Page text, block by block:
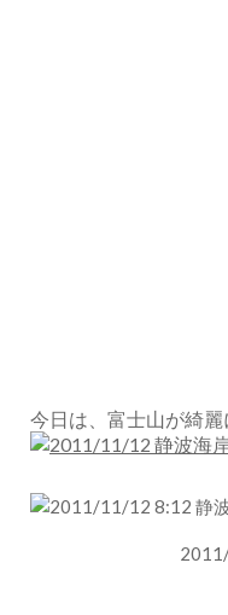
今日は、富士山が綺麗